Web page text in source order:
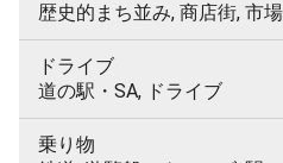
歴史的まち並み, 商店街, 市
ドライブ
道の駅・SA, ドライブ
乗り物